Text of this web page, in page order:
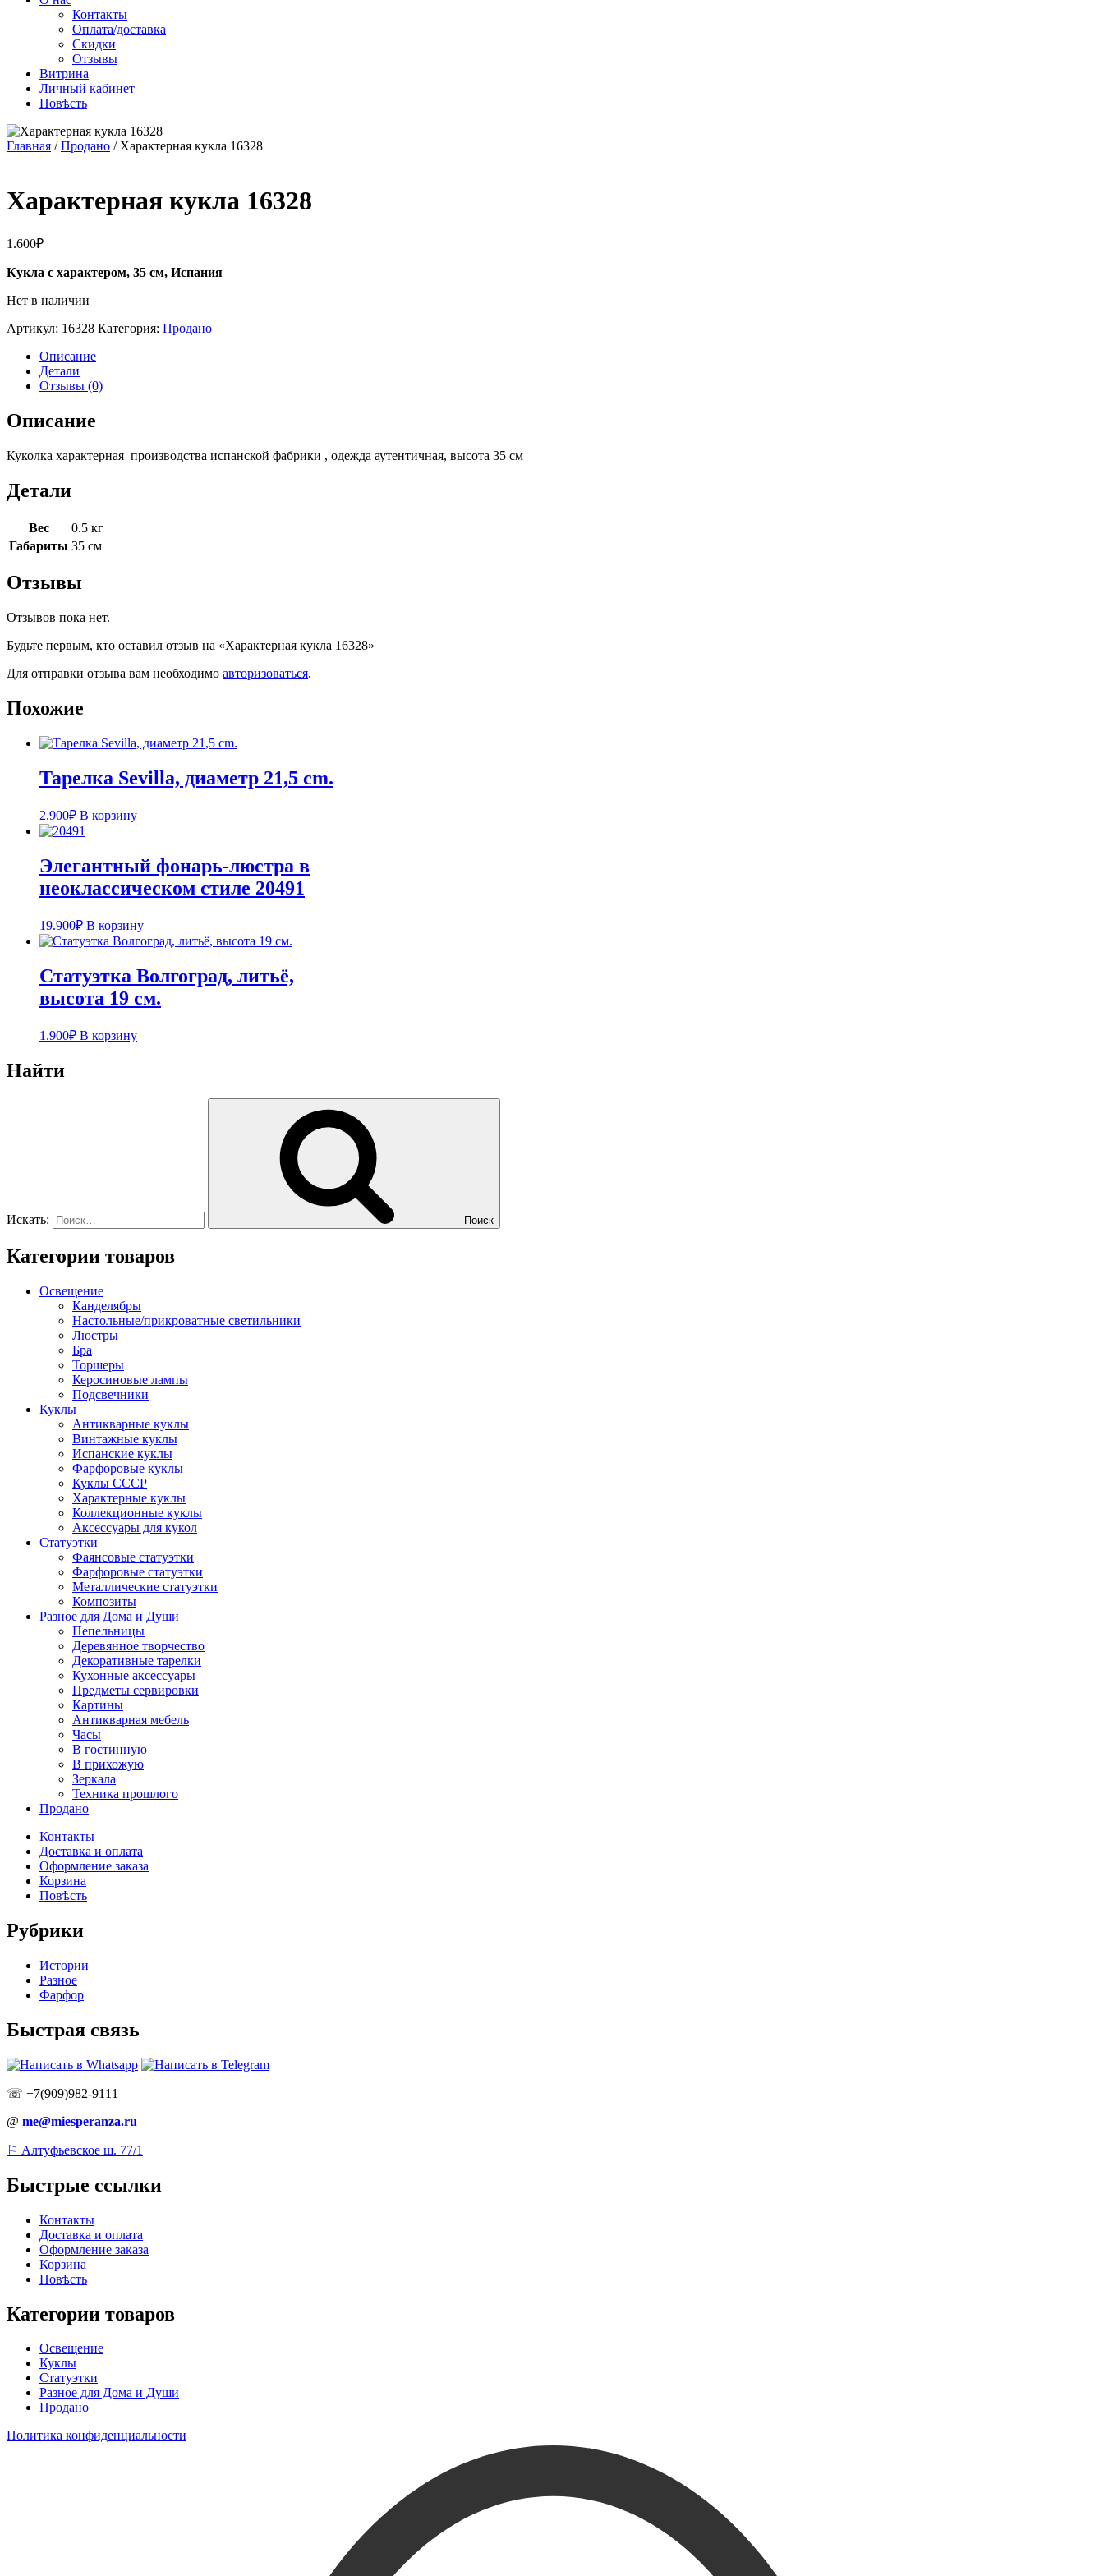
Контакты
Оплата/доставка
Скидки
Отзывы
Витрина
Личный кабинет
Повѣсть
Главная /Продано / Характерная кукла 16328
Характерная кукла 16328
1.600₽
Кукла с характером, 35 см, Испания
Нет в наличии
Артикул: 16328 Категория: Продано
Описание
Детали
Отзывы (0)
Описание
Куколка характерная производства испанской фабрики , одежда аутентичная, высота 35 см
Детали
Вес
0.5 кг
Габариты 35 см
Отзывы
Отзывов пока нет.
Будьте первым, кто оставил отзыв на «Характерная кукла 16328»
Для отправки отзыва вам необходимо авторизоваться.
Похожие
Тарелка Sevilla, диаметр 21,5 cm.
2.900₽ В корзину
Элегантный фонарь-люстра в
неоклассическом стиле 20491
19.900₽ В корзину
Статуэтка Волгоград, литьё,
высота 19 см.
1.900₽ В корзину
Найти
Искать: Поиск
Категории товаров
Освещение
Канделябры
Настольные/прикроватные светильники
Люстры
Бра
Торшеры
Керосиновые лампы
Подсвечники
Куклы
Антикварные куклы
Винтажные куклы
Испанские куклы
Фарфоровые куклы
Куклы СССР
Характерные куклы
Коллекционные куклы
Аксессуары для кукол
Статуэтки
Фаянсовые статуэтки
Фарфоровые статуэтки
Металлические статуэтки
Композиты
Разное для Дома и Души
Пепельницы
Деревянное творчество
Декоративные тарелки
Кухонные аксессуары
Предметы сервировки
Картины
Антикварная мебель
Часы
В гостинную
В прихожую
Зеркала
Техника прошлого
Продано
Контакты
Доставка и оплата
Оформление заказа
Корзина
Повѣсть
Рубрики
Истории
Разное
Фарфор
Быстрая связь
☏ +7(909)982-9111
@ me@miesperanza.ru
⚐ Алтуфьевское ш. 77/1
Быстрые ссылки
Контакты
Доставка и оплата
Оформление заказа
Корзина
Повѣсть
Категории товаров
Освещение
Куклы
Статуэтки
Разное для Дома и Души
Продано
Политика конфиденциальности